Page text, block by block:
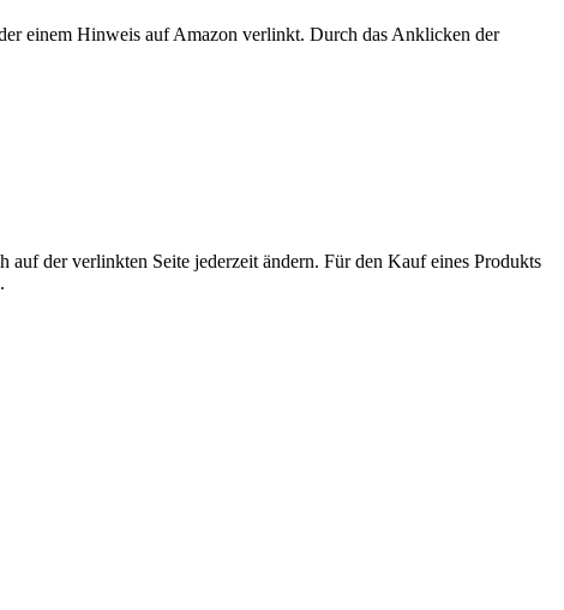
einem Hinweis auf Amazon verlinkt. Durch das Anklicken der
auf der verlinkten Seite jederzeit ändern. Für den Kauf eines Produkts